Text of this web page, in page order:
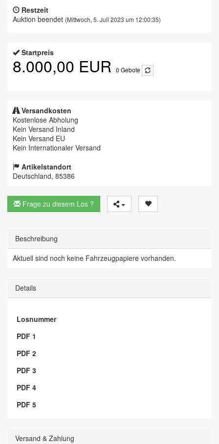
Restzeit
Auktion beendet (Mittwoch, 5. Juli 2023 um 12:00:35)
Startpreis
8.000,00 EUR 0 Gebote
Versandkosten
Kostenlose Abholung
Kein Versand Inland
Kein Versand EU
Kein Internationaler Versand
Artikelstandort
Deutschland, 85386
Frage zu diesem Los ?
Beschreibung
Aktuell sind noch keine Fahrzeugpapiere vorhanden.
Details
Losnummer
PDF 1
PDF 2
PDF 3
PDF 4
PDF 5
Versand & Zahlung